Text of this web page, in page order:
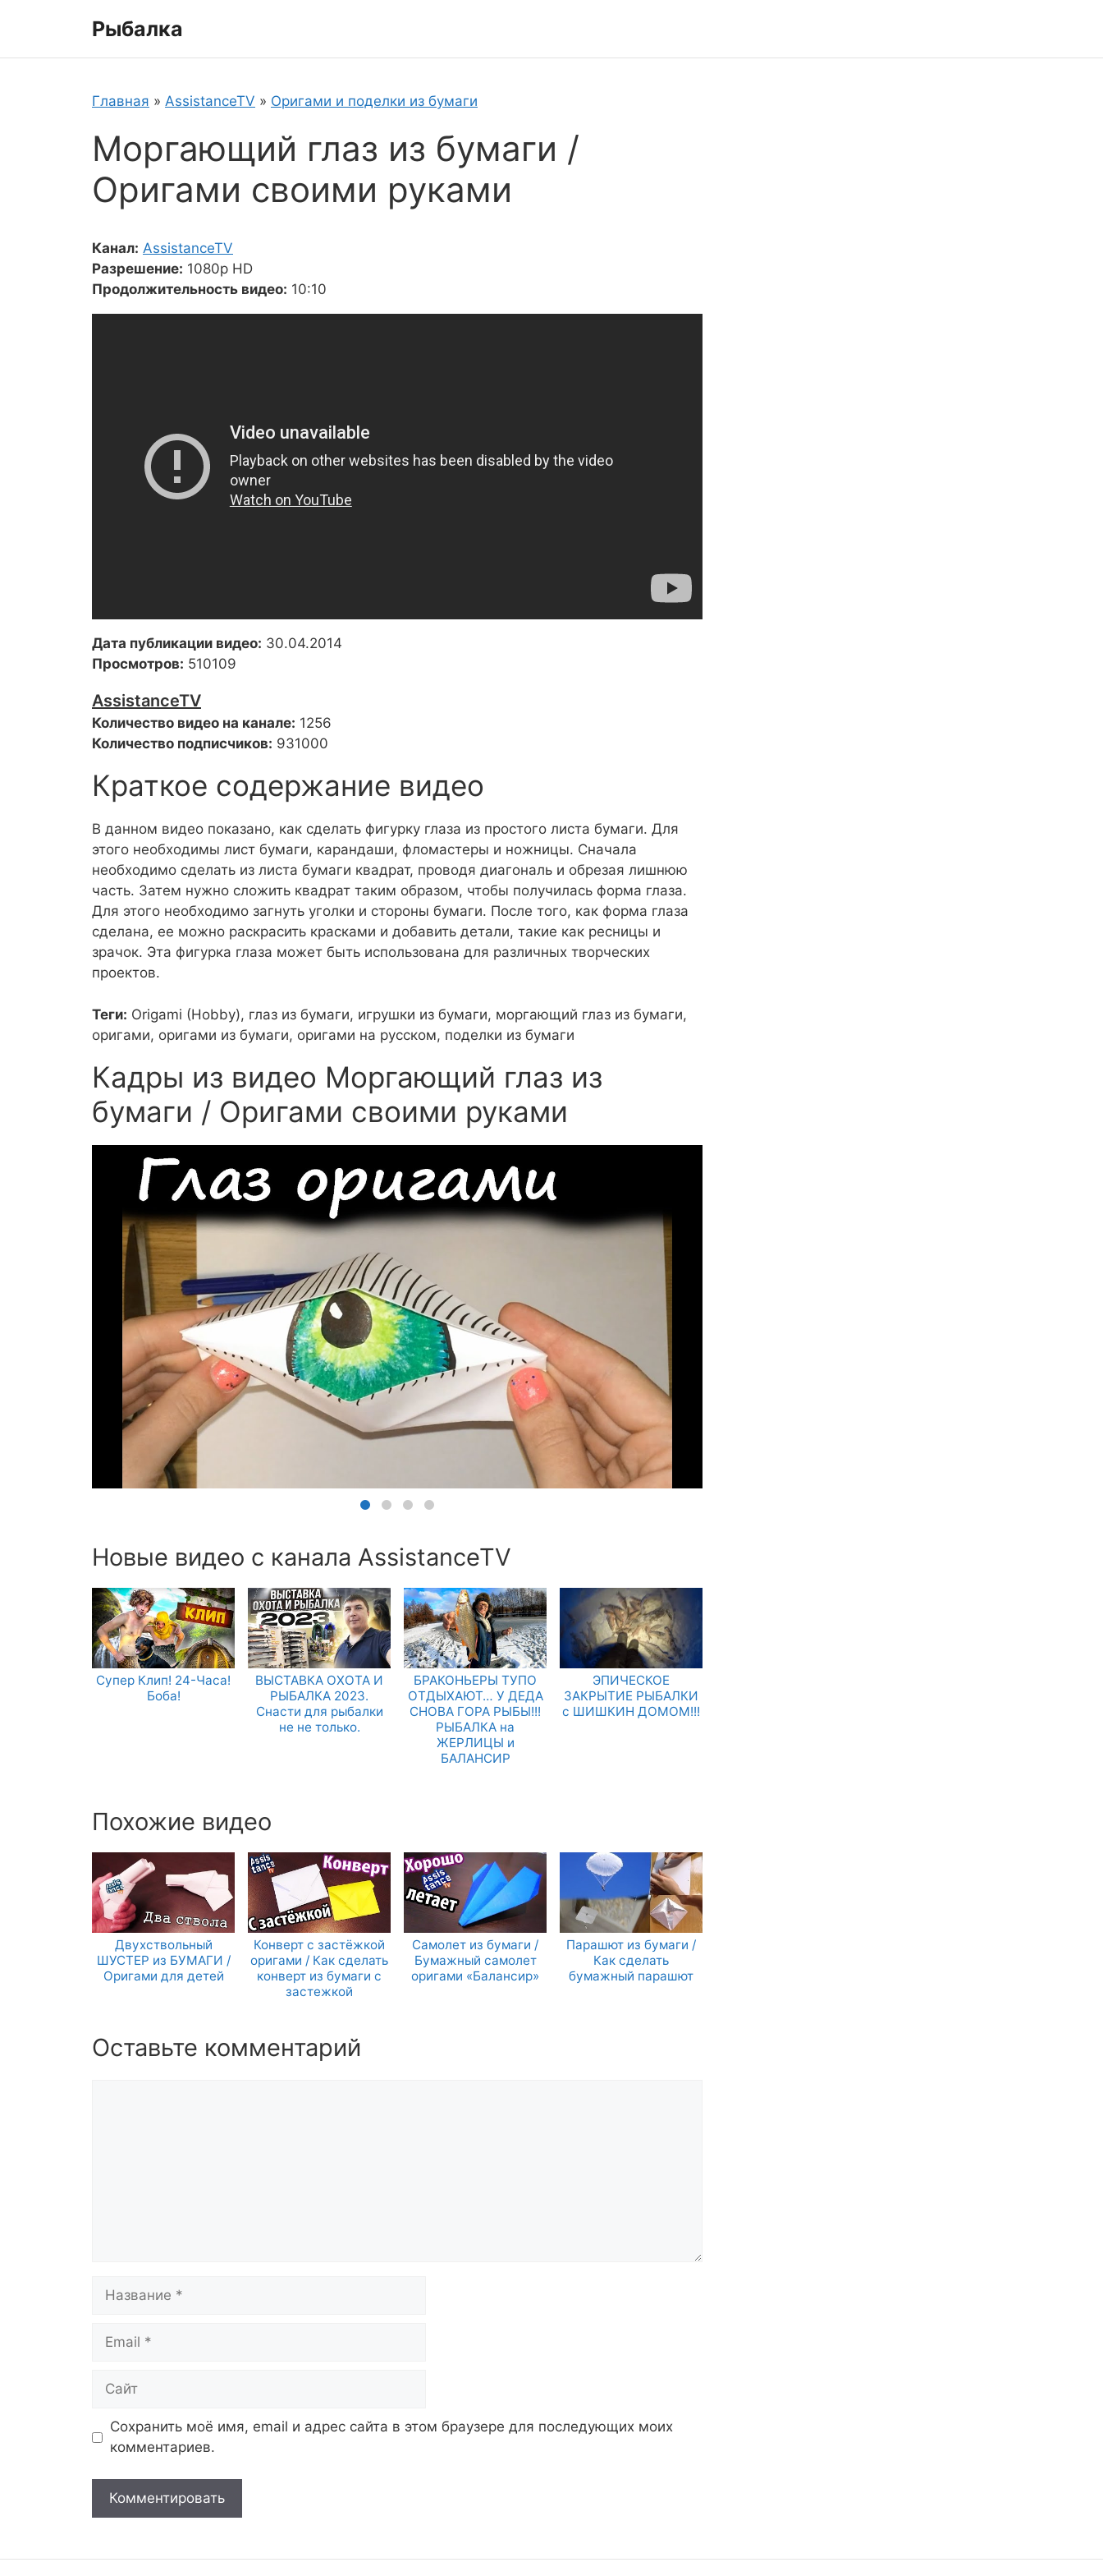
Рыбалка
Главная » AssistanceTV » Оригами и поделки из бумаги
Моргающий глаз из бумаги /
Оригами своими руками
Канал: AssistanceTV
Разрешение: 1080p HD
Продолжительность видео: 10:10
Дата публикации видео: 30.04.2014
Просмотров: 510109
AssistanceTV
Количество видео на канале: 1256
Количество подписчиков: 931000
Краткое содержание видео
В данном видео показано, как сделать фигурку глаза из простого листа бумаги. Для
этого необходимы лист бумаги, карандаши, фломастеры и ножницы. Сначала
необходимо сделать из листа бумаги квадрат, проводя диагональ и обрезая лишнюю
часть. Затем нужно сложить квадрат таким образом, чтобы получилась форма глаза.
Для этого необходимо загнуть уголки и стороны бумаги. После того, как форма глаза
сделана, ее можно раскрасить красками и добавить детали, такие как ресницы и
зрачок. Эта фигурка глаза может быть использована для различных творческих
проектов.
Теги: Origami (Hobby), глаз из бумаги, игрушки из бумаги, моргающий глаз из бумаги,
оригами, оригами из бумаги, оригами на русском, поделки из бумаги
Кадры из видео Моргающий глаз из
бумаги / Оригами своими руками
Новые видео с канала AssistanceTV
Супер Клип! 24-Часа!
Боба!
ВЫСТАВКА ОХОТА И
РЫБАЛКА 2023.
Снасти для рыбалки
не не только.
БРАКОНЬЕРЫ ТУПО
ОТДЫХАЮТ… У ДЕДА
СНОВА ГОРА РЫБЫ!!!
РЫБАЛКА на
ЖЕРЛИЦЫ и
БАЛАНСИР
ЭПИЧЕСКОЕ
ЗАКРЫТИЕ РЫБАЛКИ
с ШИШКИН ДОМОМ!!!
Похожие видео
Двухствольный
ШУСТЕР из БУМАГИ /
Оригами для детей
Конверт с застёжкой
оригами / Как сделать
конверт из бумаги с
застежкой
Самолет из бумаги /
Бумажный самолет
оригами «Балансир»
Парашют из бумаги /
Как сделать
бумажный парашют
Оставьте комментарий
Название
Email
Сайт
Сохранить моё имя, email и адрес сайта в этом браузере для последующих моих
комментариев.